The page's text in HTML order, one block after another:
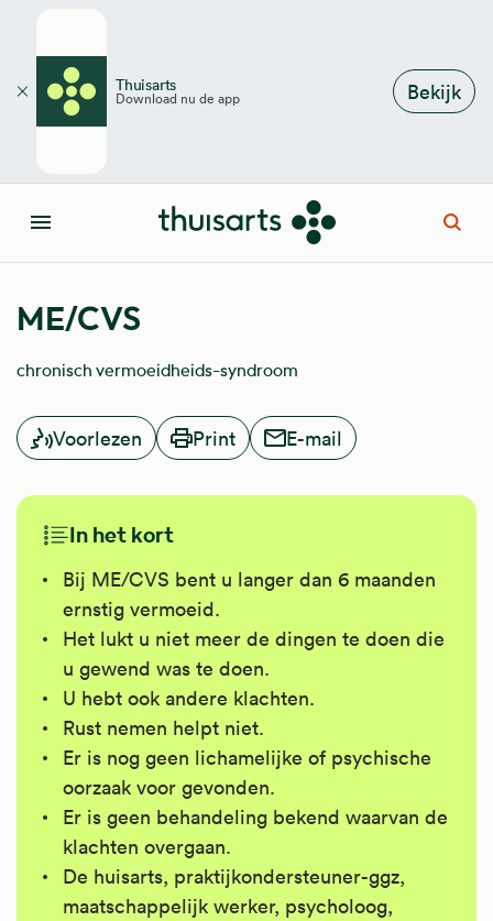
Thuisarts
Download nu de app Bekijk
Sluiten
Menu
ME/CVS
chronisch vermoeidheids-syndroom
Voorlezen Print E-mail
In het kort
Bij ME/CVS bent u langer dan 6 maanden
ernstig vermoeid.
Het lukt u niet meer de dingen te doen die
u gewend was te doen.
U hebt ook andere klachten.
Rust nemen helpt niet.
Er is nog geen lichamelijke of psychische
oorzaak voor gevonden.
Er is geen behandeling bekend waarvan de
klachten overgaan.
De huisarts, praktijkondersteuner-ggz,
maatschappelijk werker, psycholoog,